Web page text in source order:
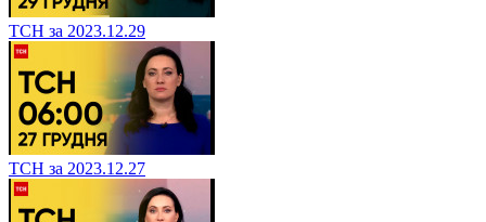
ТСН за 2023.12.29
ТСН за 2023.12.27